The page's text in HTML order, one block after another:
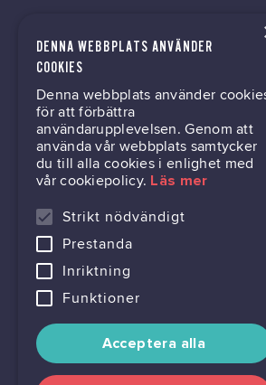
tech@hoy.se
031-63 64 80
Mölndalsvägen 30B
Box 24061
400 22 Göteborg
716444-6762
DENNA WEBBPLATS ANVÄNDER
COOKIES
Denna webbplats använder
för att förbättra
användarupplevelsen. Genom att
använda vår webbplats samtycker
du till alla cookies i enlighet med
vår cookiepolicy. Läs mer
Strikt nödvändigt
Prestanda
Inriktning
Funktioner
Acceptera alla